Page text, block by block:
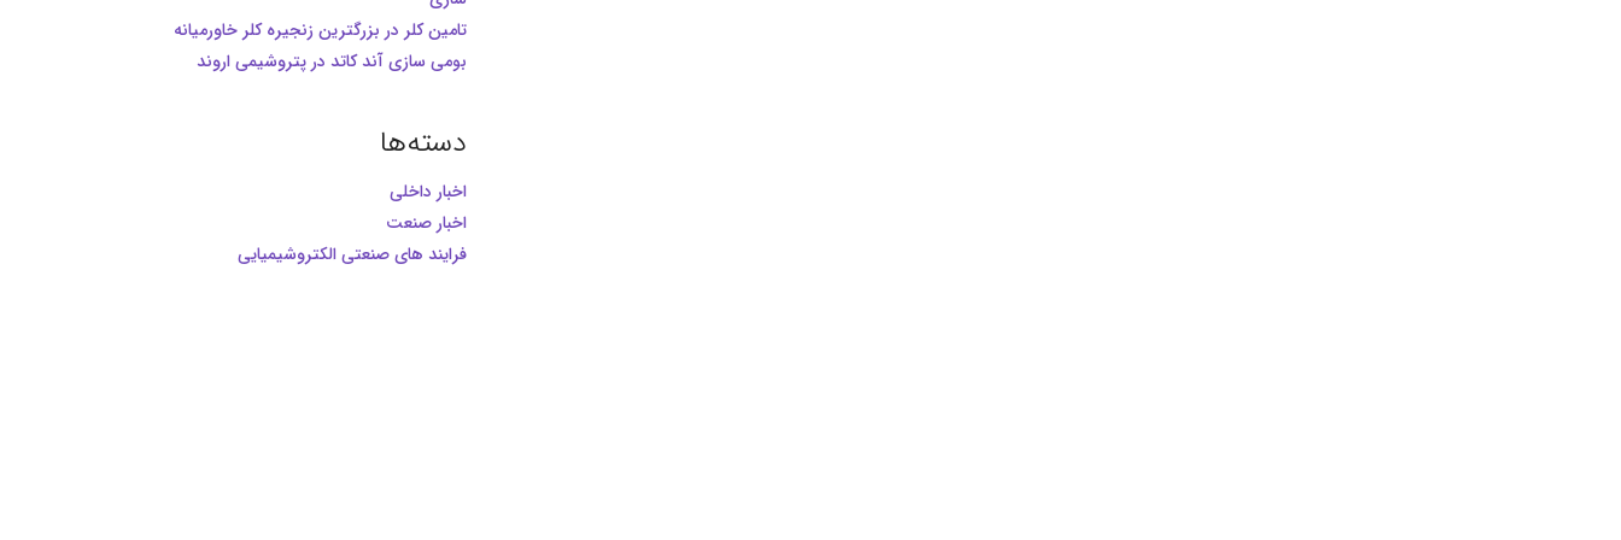
تامین کلر در بزرگترین زنجیره کلر خاورمیانه
بومی سازی آند کاتد در پتروشیمی اروند
دسته‌ها
اخبار داخلی
اخبار صنعت
فرایند های صنعتی الکتروشیمیایی